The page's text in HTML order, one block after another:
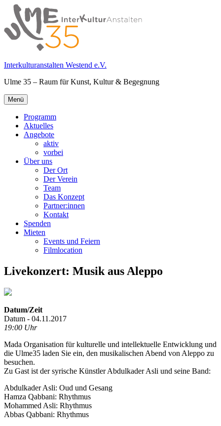
Springe
zum
Inhalt
Interkulturanstalten Westend e.V.
Ulme 35 – Raum für Kunst, Kultur & Begegnung
Primäres
Menü
Menü
Programm
Aktuelles
Angebote
aktiv
vorbei
Über uns
Der Ort
Der Verein
Team
Das Konzept
Partner:innen
Kontakt
Spenden
Mieten
Events und Feiern
Filmlocation
Livekonzert: Musik aus Aleppo
Datum/Zeit
Datum - 04.11.2017
19:00 Uhr
Mada Organisation für kulturelle und intellektuelle Entwicklung und
die Ulme35 laden Sie ein, den musikalischen Abend von Aleppo zu
besuchen.
Zu Gast ist der syrische Künstler Abdulkader Asli und seine Band:
Abdulkader Asli: Oud und Gesang
Hamza Qabbani: Rhythmus
Mohammed Asli: Rhythmus
Abbas Qabbani: Rhythmus